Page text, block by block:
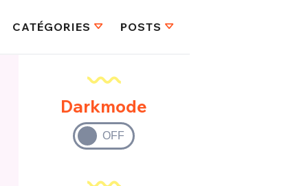
CATÉGORIES POSTS
Darkmode